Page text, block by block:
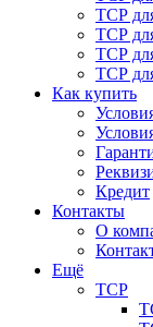
ТСР
ТСР
ТСР
ТСР
Как купить
Кредит
Контакты
О
Ещё
ТСР